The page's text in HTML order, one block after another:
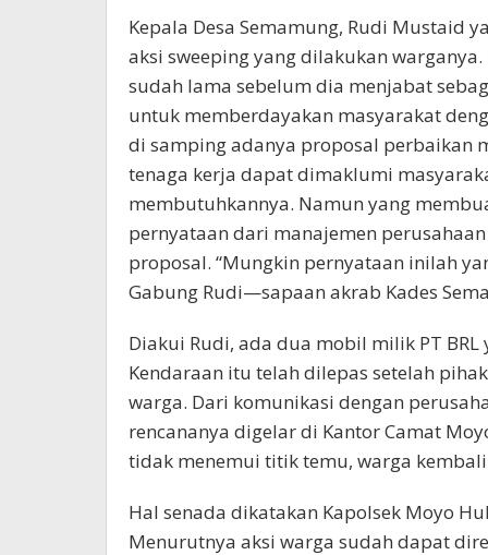
Kepala Desa Semamung, Rudi Mustaid
aksi sweeping yang dilakukan
sudah lama sebelum dia menjabat
untuk memberdayakan masyarakat
di samping adanya proposal perbaikan
tenaga kerja dapat dimaklumi
membutuhkannya. Namun yang
pernyataan dari manajemen
proposal. “Mungkin pernyataan inilah
Gabung Rudi—sapaan akrab Kades
Diakui Rudi, ada dua mobil milik PT
Kendaraan itu telah dilepas setelah
warga. Dari komunikasi dengan
rencananya digelar di Kantor Camat
tidak menemui titik temu, warga kembali
Hal senada dikatakan Kapolsek Moyo
Menurutnya aksi warga sudah dapat